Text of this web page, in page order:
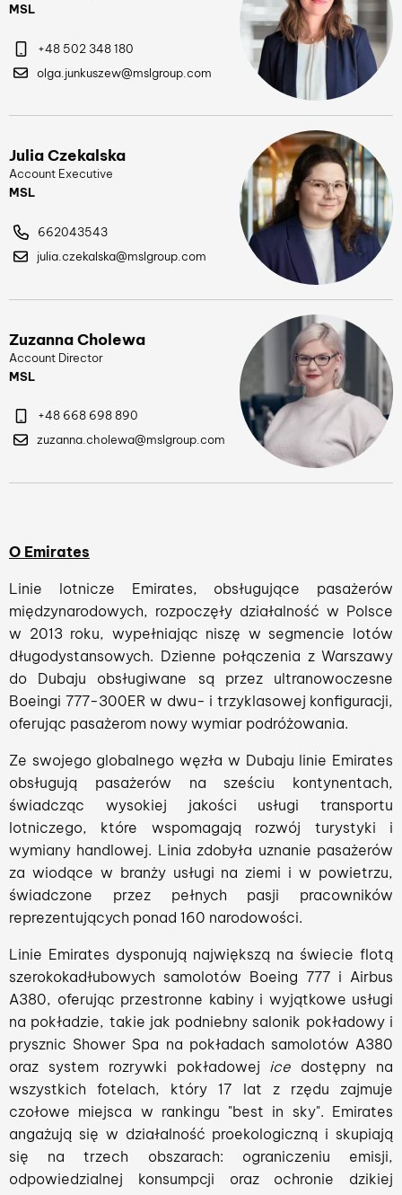
MSL
+48 502 348 180
olga.junkuszew@mslgroup.com
Julia Czekalska
Account Executive
MSL
662043543
julia.czekalska@mslgroup.com
Zuzanna Cholewa
Account Director
MSL
+48 668 698 890
zuzanna.cholewa@mslgroup.com
O Emirates
Linie lotnicze Emirates, obsługujące pasażerów
międzynarodowych, rozpoczęły działalność w Polsce
w 2013 roku, wypełniając niszę w segmencie lotów
długodystansowych. Dzienne połączenia z Warszawy
do Dubaju obsługiwane są przez ultranowoczesne
Boeingi 777-300ER w dwu- i trzyklasowej konfiguracji,
oferując pasażerom nowy wymiar podróżowania.
Ze swojego globalnego węzła w Dubaju linie Emirates
obsługują pasażerów na sześciu kontynentach,
świadcząc wysokiej jakości usługi transportu
lotniczego, które wspomagają rozwój turystyki i
wymiany handlowej. Linia zdobyła uznanie pasażerów
za wiodące w branży usługi na ziemi i w powietrzu,
świadczone przez pełnych pasji pracowników
reprezentujących ponad 160 narodowości.
Linie Emirates dysponują największą na świecie flotą
szerokokadłubowych samolotów Boeing 777 i Airbus
A380, oferując przestronne kabiny i wyjątkowe usługi
na pokładzie, takie jak podniebny salonik pokładowy i
prysznic Shower Spa na pokładach samolotów A380
oraz system rozrywki pokładowej ice dostępny na
wszystkich fotelach, który 17 lat z rzędu zajmuje
czołowe miejsca w rankingu "best in sky". Emirates
angażują się w działalność proekologiczną i skupiają
się na trzech obszarach: ograniczeniu emisji,
odpowiedzialnej konsumpcji oraz ochronie dzikiej